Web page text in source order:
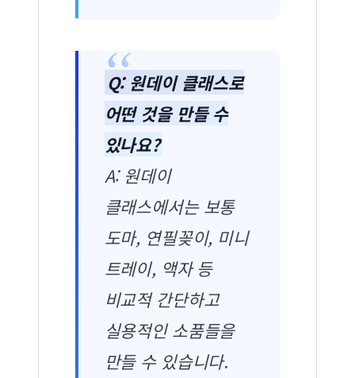
Q: 원데이 클래스로
어떤 것을 만들 수
있나요?
A: 원데이
클래스에서는 보통
도마, 연필꽂이, 미니
트레이, 액자 등
비교적 간단하고
실용적인 소품들을
만들 수 있습니다.